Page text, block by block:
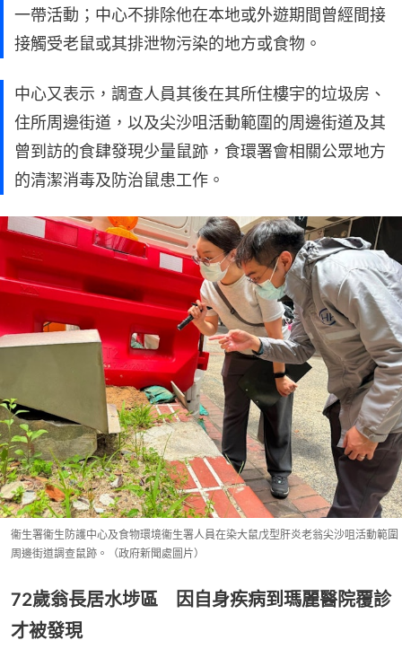
一帶活動；中心不排除他在本地或外遊期間曾經間接
接觸受老鼠或其排泄物污染的地方或食物。
中心又表示，調查人員其後在其所住樓宇的垃圾房、
住所周邊街道，以及尖沙咀活動範圍的周邊街道及其
曾到訪的食肆發現少量鼠跡，食環署會相關公眾地方
的清潔消毒及防治鼠患工作。
衞生署衞生防護中心及食物環境衞生署人員在染大鼠戊型肝炎老翁尖沙咀活動範圍
周邊街道調查鼠跡。（政府新聞處圖片）
72歲翁長居水埗區 因自身疾病到瑪麗醫院覆診
才被發現